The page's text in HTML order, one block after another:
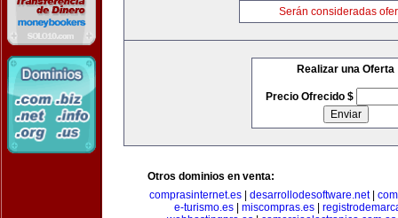
Serán consideradas
Realizar una Oferta
Precio Ofrecido $
Otros dominios en venta:
comprasinternet.es
desarrollodesoftware.net|
e-turismo.es
miscompras.es